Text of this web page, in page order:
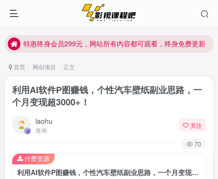
特惠终身会员299元，网站所有内容都可观看，终身免费更新
特惠终身会员299元，网站所有内容都可观看，终身免费更新
首页 网创项目 正文
利用AI软件P图赚钱，个性汽车壁纸副业思路，一
个月变现超3000+！
laohu
发布
关注
70
利用AI软件P图赚钱，个性汽车壁纸副业思路，一个月变现超3000+！
付费资源